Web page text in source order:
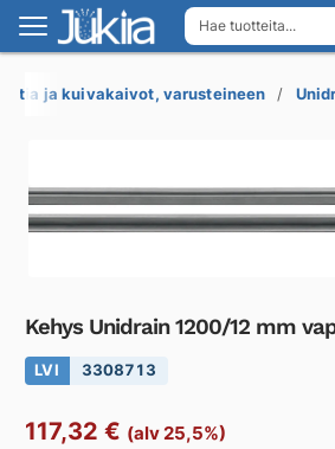
Hae tuotteita...
Siirry
navigointiin
Siirry
sisältöön
ja kuivakaivot, varusteineen
Kehys Unidrain 1200/12 mm
LVI 3308713
117,32 € (alv 25,5%)